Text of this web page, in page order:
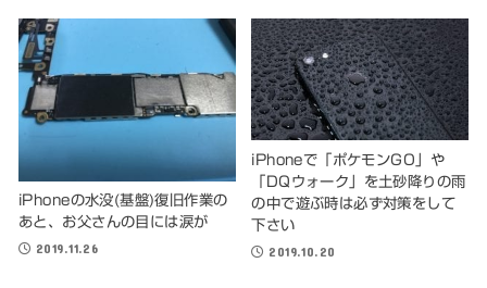
iPhoneの水没(基盤)復旧作業の
あと、お父さんの目には涙が
2019.11.26
iPhoneで「ポケモンGO」や
「DQウォーク」を土砂降りの雨
の中で遊ぶ時は必ず対策をして
下さい
2019.10.20